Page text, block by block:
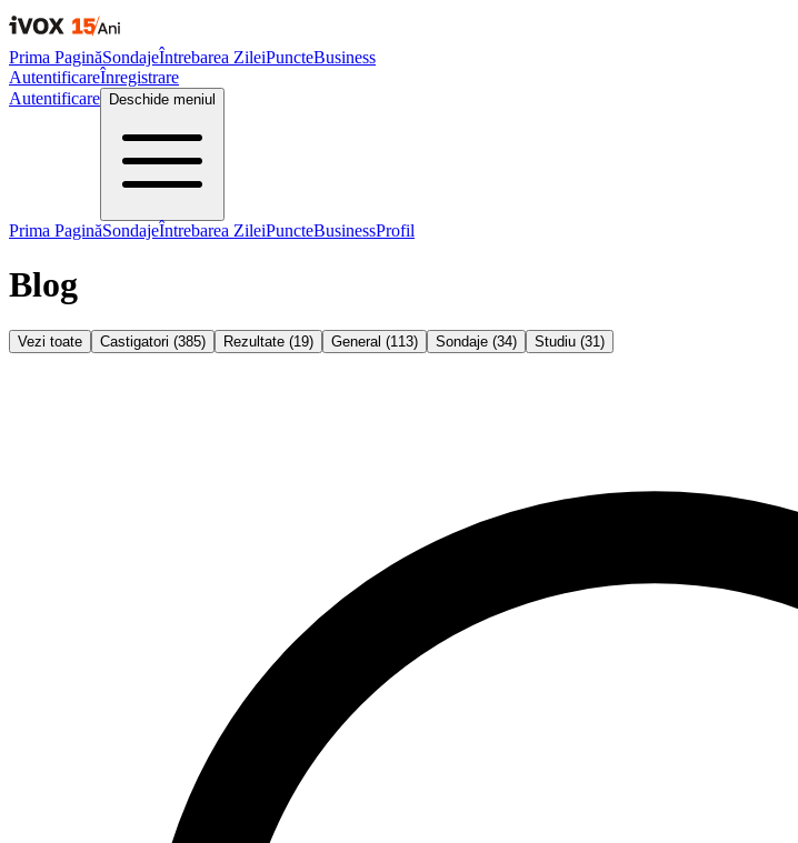
Prima PaginăSondajeÎntrebarea ZileiPuncteBusiness
AutentificareÎnregistrare
Autentificare
Deschide meniul
Prima PaginăSondajeÎntrebarea ZileiPuncteBusinessProfil
Blog
Vezi toate Castigatori (385) Rezultate (19) General (113) Sondaje (34) Studiu (31 )